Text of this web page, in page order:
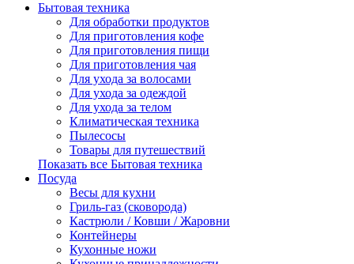
Бытовая техника
Для обработки продуктов
Для приготовления кофе
Для приготовления пищи
Для приготовления чая
Для ухода за волосами
Для ухода за одеждой
Для ухода за телом
Климатическая техника
Пылесосы
Товары для путешествий
Показать все Бытовая техника
Посуда
Весы для кухни
Гриль-газ (сковорода)
Кастрюли / Ковши / Жаровни
Контейнеры
Кухонные ножи